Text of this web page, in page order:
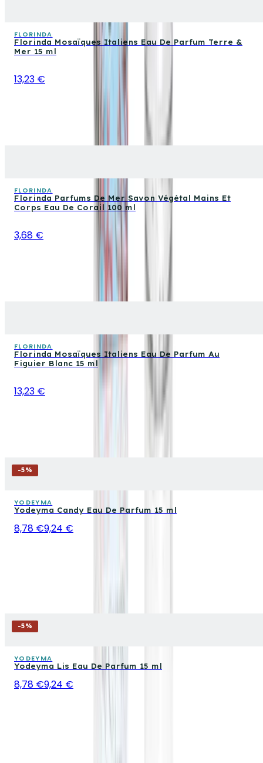
FLORINDA
Florinda Mosaïques Italiens Eau De Parfum Terre &
Mer 15 ml
13,23 €
FLORINDA
Florinda Parfums De Mer Savon Végétal Mains Et
Corps Eau De Corail 100 ml
3,68 €
FLORINDA
Florinda Mosaïques Italiens Eau De Parfum Au
Figuier Blanc 15 ml
13,23 €
-5%
YODEYMA
Yodeyma Candy Eau De Parfum 15 ml
8,78 €9,24 €
-5%
YODEYMA
Yodeyma Lis Eau De Parfum 15 ml
8,78 €9,24 €